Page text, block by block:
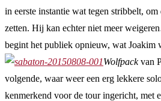
in eerste instantie wat tegen stribbelt,
zetten. Hij kan echter niet meer
begint het publiek opnieuw, wat Joakim
Wolfpackvan
volgende, waar weer een erg lekkere
kenmerkend voor de tour ingericht, met